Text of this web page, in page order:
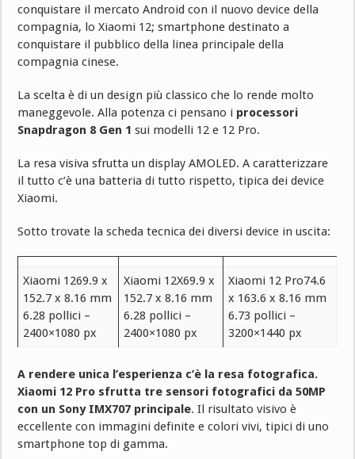
conquistare il mercato Android con il nuovo device della
compagnia, lo Xiaomi 12; smartphone destinato a
conquistare il pubblico della linea principale della
compagnia cinese.
La scelta è di un design più classico che lo rende molto
maneggevole. Alla potenza ci pensano i processori
Snapdragon 8 Gen 1 sui modelli 12 e 12 Pro.
La resa visiva sfrutta un display AMOLED. A caratterizzare
il tutto c’è una batteria di tutto rispetto, tipica dei device
Xiaomi.
Sotto trovate la scheda tecnica dei diversi device in uscita:
Xiaomi 1269.9 x
152.7 x 8.16 mm
6.28 pollici –
2400×1080 px
Xiaomi 12X69.9 x
152.7 x 8.16 mm
6.28 pollici –
2400×1080 px
Xiaomi 12 Pro74.6
x 163.6 x 8.16 mm
6.73 pollici –
3200×1440 px
A rendere unica l’esperienza c’è la resa fotografica.
Xiaomi 12 Pro sfrutta tre sensori fotografici da 50MP
con un Sony IMX707 principale. Il risultato visivo è
eccellente con immagini definite e colori vivi, tipici di uno
smartphone top di gamma.